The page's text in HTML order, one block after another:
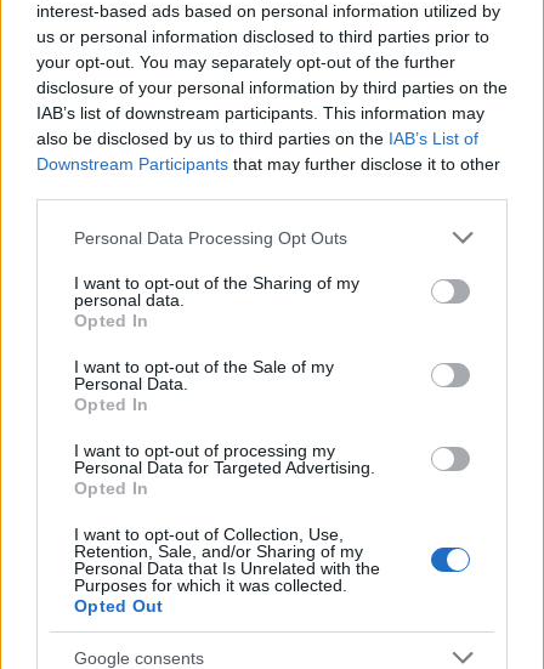
interest-based ads based on personal information utilized by
us or personal information disclosed to third parties prior to
your opt-out. You may separately opt-out of the further
disclosure of your personal information by third parties on the
IAB’s list of downstream participants. This information may
also be disclosed by us to third parties on the IAB’s List of
Downstream Participants that may further disclose it to other
Please note that this website/app uses one or more Google
not limited to your visit or usage behaviour. You may click to
grant or deny consent to Google and its third-party tags to
use your data for below specified purposes in below Google
consent section.
Personal Data Processing Opt Outs
I want to opt-out of the Sharing of my
personal data.
Opted In
I want to opt-out of the Sale of my
Personal Data.
Opted In
I want to opt-out of processing my
Personal Data for Targeted Advertising.
Opted In
I want to opt-out of Collection, Use,
Retention, Sale, and/or Sharing of my
Personal Data that Is Unrelated with the
Purposes for which it was collected.
Opted Out
Google consents
računalništva in informatike ter razumevanje
sodobnega digitalnega sveta.
Ocenjevanje, vpis v prvi razred in prepis na drugo
šolo
V noveli zakona so jasneje opredeljena pravila glede
ocenjevanja znanja, med drugim se ureja ocenjevanje
učencev, ki so odsotni zaradi neopravičenih razlogov. To
pomeni, da bodo neupravičeno odsotni neocenjeni
učenci do konca šolskega leta opravljali predmetne
izpite iz teh predmetov.
Dodana je tudi določba, da učenci 7. in 8. razreda razred
ponavljajo tudi v primeru neudeležbe na popravnem
izpitu in ne zgolj v primeru neuspešno opravljenega
izpita.